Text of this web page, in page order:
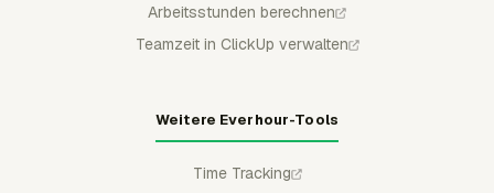
Arbeitsstunden berechnen
Teamzeit in ClickUp verwalten
Weitere Everhour-Tools
Time Tracking